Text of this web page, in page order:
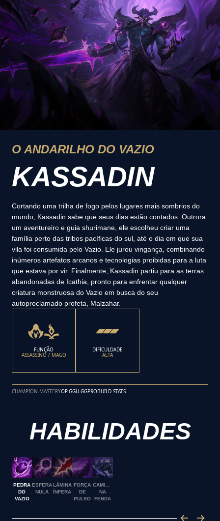
O ANDARILHO DO VAZIO
KASSADIN
Cortando uma trilha de fogo pelos lugares mais sombrios do
mundo, Kassadin sabe que seus dias estão contados. Outrora
um aventureiro e guia shurimane, ele escolheu criar uma
família perto das tribos pacíficas do sul, até o dia em que sua
vila foi consumida pelo Vazio. Ele jurou vingança, combinando
inúmeros artefatos arcanos e tecnologias proibidas para a luta
que estava por vir. Finalmente, Kassadin partiu para as terras
abandonadas de Icathia, pronto para enfrentar qualquer
criatura monstruosa do Vazio em busca do seu
autoproclamado profeta, Malzahar.
FUNÇÃO
ASSASSINO / MAGO
DIFICULDADE
ALTA
CHAMPION MASTERYOP.GGU.GGPROBUILD STATS
HABILIDADES
PEDRA
DO
VAZIO
ESFERA
NULA
LÂMINA
ÍNFERA
FORÇA
DE
PULSO
CAMINHAR
NA
FENDA